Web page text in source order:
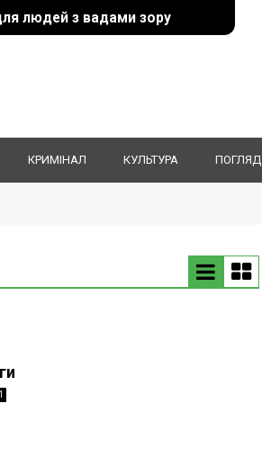
людей з вадами зору
КРИМІНАЛ КУЛЬТУРА ПОГЛЯД
1